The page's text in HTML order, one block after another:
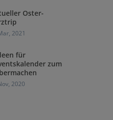
Oster-
2021
für
zum
2020